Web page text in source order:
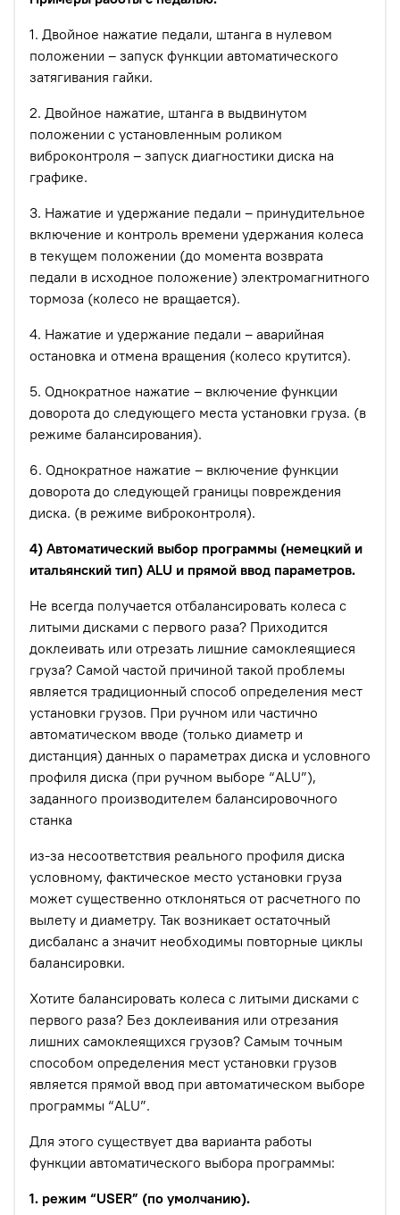
1. Двойное нажатие педали, штанга в нулевом
положении – запуск функции автоматического
затягивания гайки.
2. Двойное нажатие, штанга в выдвинутом
положении с установленным роликом
виброконтроля – запуск диагностики диска на
графике.
3. Нажатие и удержание педали – принудительное
включение и контроль времени удержания колеса
в текущем положении (до момента возврата
педали в исходное положение) электромагнитного
тормоза (колесо не вращается).
4. Нажатие и удержание педали – аварийная
остановка и отмена вращения (колесо крутится).
5. Однократное нажатие – включение функции
доворота до следующего места установки груза. (в
режиме балансирования).
6. Однократное нажатие – включение функции
доворота до следующей границы повреждения
диска. (в режиме виброконтроля).
4) Автоматический выбор программы (немецкий и
итальянский тип) ALU и прямой ввод параметров.
Не всегда получается отбалансировать колеса с
литыми дисками с первого раза? Приходится
доклеивать или отрезать лишние самоклеящиеся
груза? Самой частой причиной такой проблемы
является традиционный способ определения мест
установки грузов. При ручном или частично
автоматическом вводе (только диаметр и
дистанция) данных о параметрах диска и условного
профиля диска (при ручном выборе “ALU”),
заданного производителем балансировочного
станка
из-за несоответствия реального профиля диска
условному, фактическое место установки груза
может существенно отклоняться от расчетного по
вылету и диаметру. Так возникает остаточный
дисбаланс а значит необходимы повторные циклы
балансировки.
Хотите балансировать колеса с литыми дисками с
первого раза? Без доклеивания или отрезания
лишних самоклеящихся грузов? Самым точным
способом определения мест установки грузов
является прямой ввод при автоматическом выборе
программы “ALU”.
Для этого существует два варианта работы
функции автоматического выбора программы:
1. режим “USER” (по умолчанию).